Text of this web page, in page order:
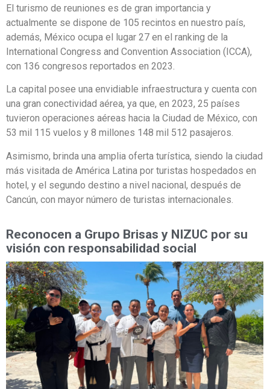
El turismo de reuniones es de gran importancia y
actualmente se dispone de 105 recintos en nuestro país,
además, México ocupa el lugar 27 en el ranking de la
International Congress and Convention Association (ICCA),
con 136 congresos reportados en 2023.
La capital posee una envidiable infraestructura y cuenta con
una gran conectividad aérea, ya que, en 2023, 25 países
tuvieron operaciones aéreas hacia la Ciudad de México, con
53 mil 115 vuelos y 8 millones 148 mil 512 pasajeros.
Asimismo, brinda una amplia oferta turística, siendo la ciudad
más visitada de América Latina por turistas hospedados en
hotel, y el segundo destino a nivel nacional, después de
Cancún, con mayor número de turistas internacionales.
Reconocen a Grupo Brisas y NIZUC por su
visión con responsabilidad social